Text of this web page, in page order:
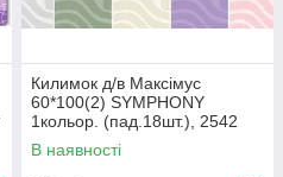
Килимок д/в Максімус
60*100(2) SYMPHONY
1кольор. (пад.18шт.), 2542
олива
В наявності